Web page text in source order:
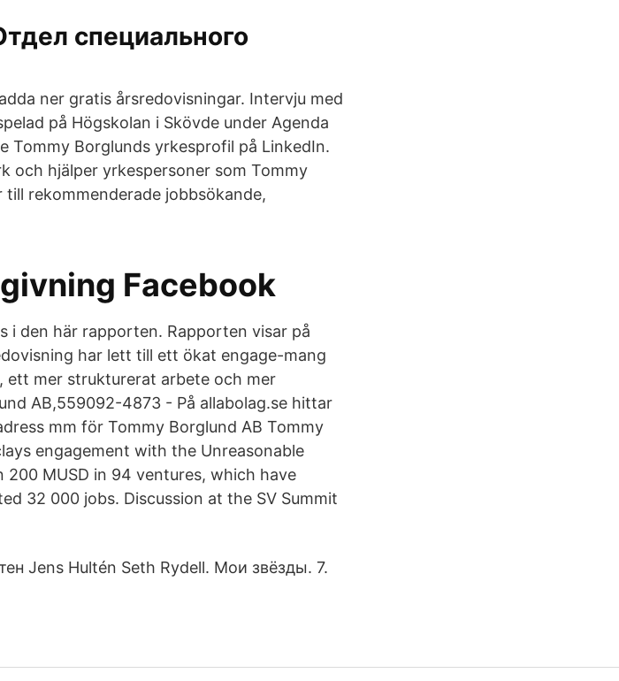
специального
ner gratis årsredovisningar. Intervju med
på Högskolan i Skövde under Agenda
Tommy Borglunds yrkesprofil på LinkedIn.
och hjälper yrkespersoner som Tommy
rekommenderade jobbsökande,
Facebook
i den här rapporten. Rapporten visar på
har lett till ett ökat engage-mang
mer strukturerat arbete och mer
AB,559092-4873 - På allabolag.se hittar
mm för Tommy Borglund AB Tommy
engagement with the Unreasonable
MUSD in 94 ventures, which have
32 000 jobs. Discussion at the SV Summit
Jens Hultén Seth Rydell. Мои звёзды. 7.